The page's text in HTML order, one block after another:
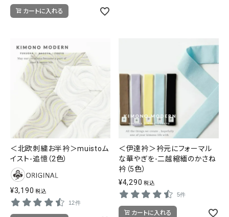
カートに入れる
＜北欧刺繍お半衿＞muistoム
イスト-追憶（2色）
¥3,190 税込
12件
＜伊達衿＞衿元にフォーマル
な華やぎを-二越縮緬のかさね
衿（5色）
¥4,290 税込
5件
カートに入れる